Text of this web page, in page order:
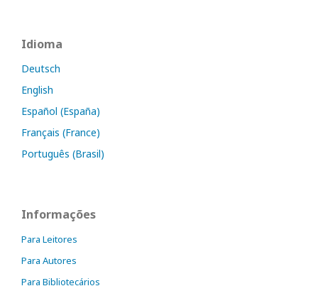
Idioma
Deutsch
English
Español (España)
Français (France)
Português (Brasil)
Informações
Para Leitores
Para Autores
Para Bibliotecários